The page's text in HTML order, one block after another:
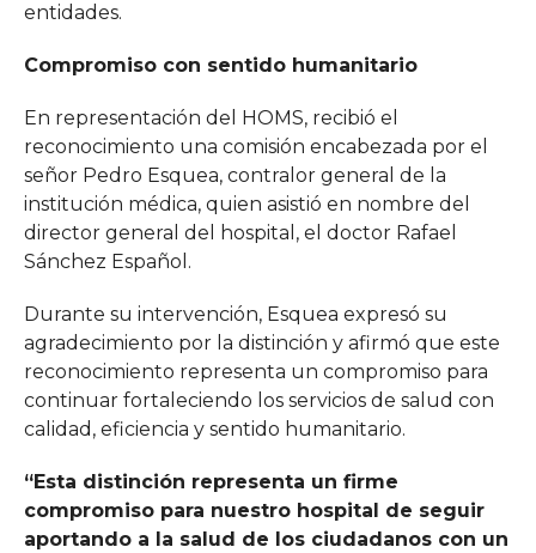
entidades.
Compromiso con sentido humanitario
En representación del HOMS, recibió el
reconocimiento una comisión encabezada por el
señor Pedro Esquea, contralor general de la
institución médica, quien asistió en nombre del
director general del hospital, el doctor Rafael
Sánchez Español.
Durante su intervención, Esquea expresó su
agradecimiento por la distinción y afirmó que este
reconocimiento representa un compromiso para
continuar fortaleciendo los servicios de salud con
calidad, eficiencia y sentido humanitario.
“Esta distinción representa un firme
compromiso para nuestro hospital de seguir
aportando a la salud de los ciudadanos con un